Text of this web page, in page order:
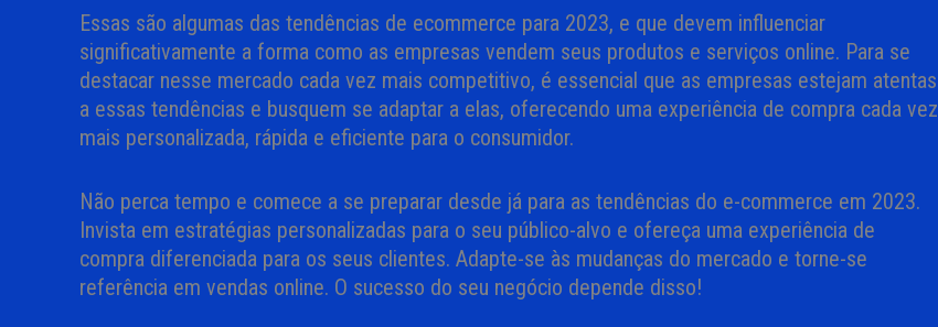
Essas são algumas das tendências de ecommerce para 2023, e que devem influenciar
significativamente a forma como as empresas vendem seus produtos e serviços online. Para se
destacar nesse mercado cada vez mais competitivo, é essencial que as empresas estejam atentas
a essas tendências e busquem se adaptar a elas, oferecendo uma experiência de compra cada vez
mais personalizada, rápida e eficiente para o consumidor.
Não perca tempo e comece a se preparar desde já para as tendências do e-commerce em 2023.
Invista em estratégias personalizadas para o seu público-alvo e ofereça uma experiência de
compra diferenciada para os seus clientes. Adapte-se às mudanças do mercado e torne-se
referência em vendas online. O sucesso do seu negócio depende disso!